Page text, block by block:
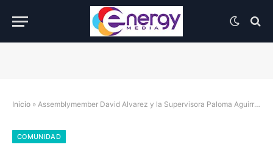
Inicio » Assemblymember David Alvarez y la Supervisora Paloma Aguirre Exigen la Liberación Inmediata de $46 Millones para Combatir la Contaminación Transfronteriza
COMUNIDAD